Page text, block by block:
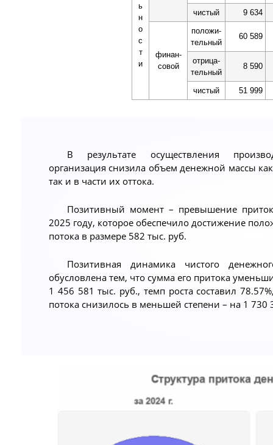
ь
н
о
с
т
и
чистый 9 634
финан-
совой
положи-
тельный
60 589
отрица-
тельный
8 590
чистый 51 999
В результате осуществления
организация снизила объем денежной массы
так и в части их оттока.
Позитивный момент – превышение
2025 году, которое обеспечило достижение
потока в размере 582 тыс. руб.
Позитивная динамика чистого
обусловлена тем, что сумма его притока
1 456 581 тыс. руб., темп роста составил
потока снизилось в меньшей степени – на 1 730